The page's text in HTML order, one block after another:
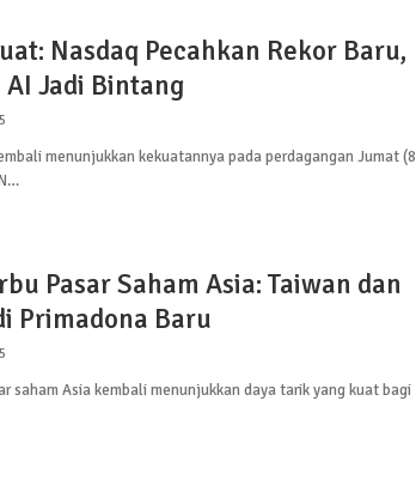
Nasdaq Pecahkan Rekor Baru,
Jadi Bintang
menunjukkan kekuatannya pada perdagangan Jumat (8
Pasar Saham Asia: Taiwan dan
Primadona Baru
saham Asia kembali menunjukkan daya tarik yang kuat bagi